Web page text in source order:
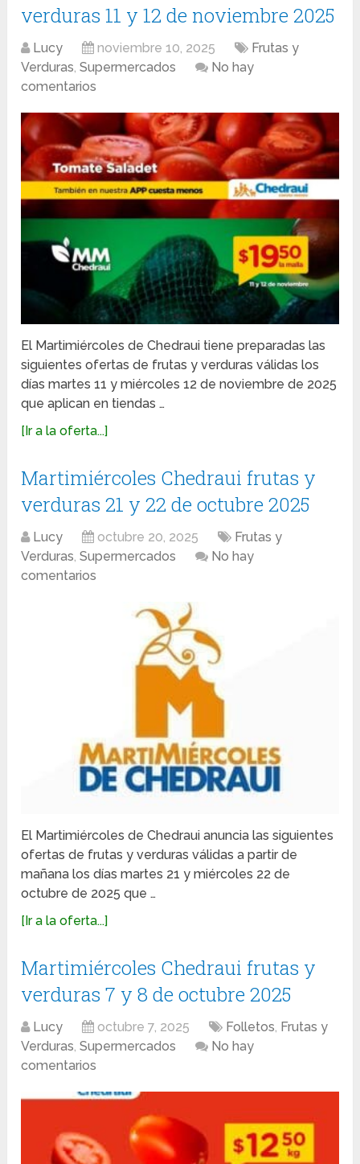
verduras 11 y 12 de noviembre 2025
Lucy noviembre 10, 2025
Frutas y
Verduras,Supermercados
No hay
comentarios
El Martimiércoles de Chedraui tiene preparadas las
siguientes ofertas de frutas y verduras válidas los
días martes 11 y miércoles 12 de noviembre de 2025
que aplican en tiendas …
[Ir a la oferta...]
Martimiércoles Chedraui frutas y
verduras 21 y 22 de octubre 2025
Lucy octubre 20, 2025
Frutas y
Verduras,Supermercados
No hay
comentarios
El Martimiércoles de Chedraui anuncia las siguientes
ofertas de frutas y verduras válidas a partir de
mañana los días martes 21 y miércoles 22 de
octubre de 2025 que …
[Ir a la oferta...]
Martimiércoles Chedraui frutas y
verduras 7 y 8 de octubre 2025
Lucy octubre 7, 2025 Folletos, Frutas y
Verduras,Supermercados
No hay
comentarios